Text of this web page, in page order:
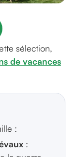
sélection,
de vacances
:
: